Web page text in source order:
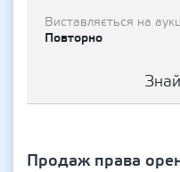
Виставляється на
Повторно
Продаж права